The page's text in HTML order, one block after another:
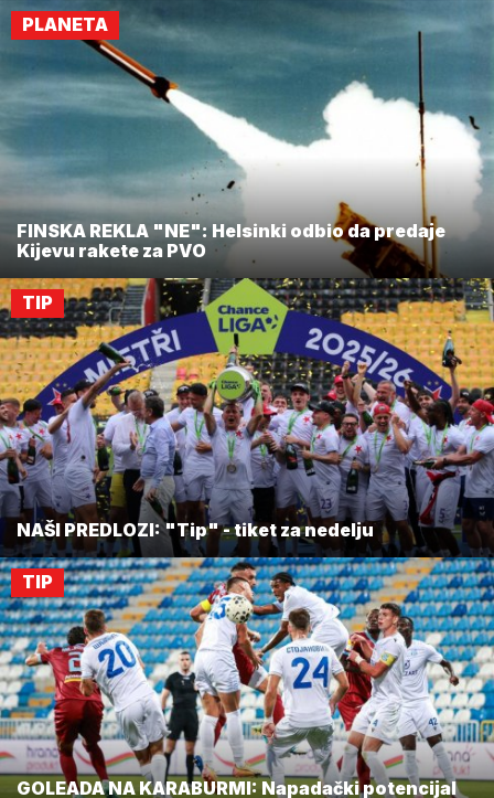
PLANETA
FINSKA REKLA "NE": Helsinki odbio da predaje
Kijevu rakete za PVO
TIP
NAŠI PREDLOZI: "Tip" - tiket za nedelju
TIP
GOLEADA NA KARABURMI: Napadački potencijal